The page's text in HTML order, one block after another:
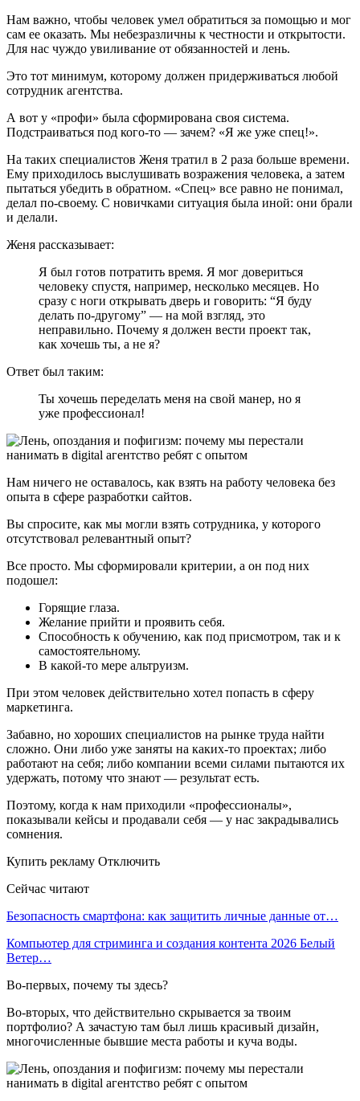
Нам важно, чтобы человек умел обратиться за помощью и мог
сам ее оказать. Мы небезразличны к честности и открытости.
Для нас чуждо увиливание от обязанностей и лень.
Это тот минимум, которому должен придерживаться любой
сотрудник агентства.
А вот у «профи» была сформирована своя система.
Подстраиваться под кого-то — зачем? «Я же уже спец!».
На таких специалистов Женя тратил в 2 раза больше времени.
Ему приходилось выслушивать возражения человека, а затем
пытаться убедить в обратном. «Спец» все равно не понимал,
делал по-своему. С новичками ситуация была иной: они брали
и делали.
Женя рассказывает:
Я был готов потратить время. Я мог довериться
человеку спустя, например, несколько месяцев. Но
сразу с ноги открывать дверь и говорить: “Я буду
делать по-другому” — на мой взгляд, это
неправильно. Почему я должен вести проект так,
как хочешь ты, а не я?
Ответ был таким:
Ты хочешь переделать меня на свой манер, но я
уже профессионал!
Нам ничего не оставалось, как взять на работу человека без
опыта в сфере разработки сайтов.
Вы спросите, как мы могли взять сотрудника, у которого
отсутствовал релевантный опыт?
Все просто. Мы сформировали критерии, а он под них
подошел:
Горящие глаза.
Желание прийти и проявить себя.
Способность к обучению, как под присмотром, так и к
самостоятельному.
В какой-то мере альтруизм.
При этом человек действительно хотел попасть в сферу
маркетинга.
Забавно, но хороших специалистов на рынке труда найти
сложно. Они либо уже заняты на каких-то проектах; либо
работают на себя; либо компании всеми силами пытаются их
удержать, потому что знают — результат есть.
Поэтому, когда к нам приходили «профессионалы»,
показывали кейсы и продавали себя — у нас закрадывались
сомнения.
Купить рекламу Отключить
Сейчас читают
Безопасность смартфона: как защитить личные данные от…
Компьютер для стриминга и создания контента 2026 Белый
Ветер…
Во-первых, почему ты здесь?
Во-вторых, что действительно скрывается за твоим
портфолио? А зачастую там был лишь красивый дизайн,
многочисленные бывшие места работы и куча воды.